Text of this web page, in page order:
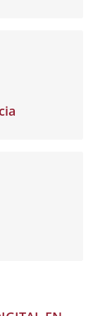
de las
realizan
envío a
te saldrá